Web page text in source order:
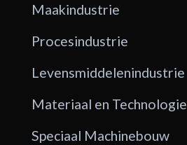
Maakindustrie
Procesindustrie
Levensmiddelenindustrie
Materiaal en Technologie
Speciaal Machinebouw